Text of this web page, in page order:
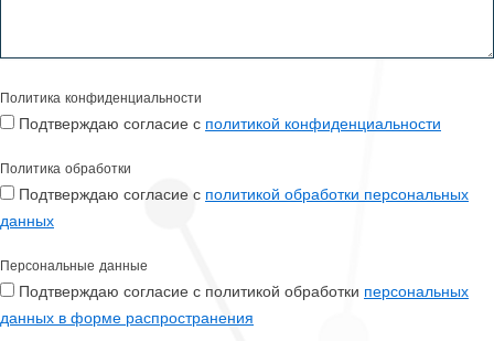
Политика конфиденциальности
Подтверждаю согласие с политикой конфиденциальности
Политика обработки
Подтверждаю согласие с политикой обработки персональных
данных
Персональные данные
Подтверждаю согласие с политикой обработки персональных
данных в форме распространения